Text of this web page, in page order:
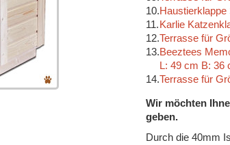
10.
11. Karlie
12.Terrasse für
13.Beeztees
L: 49 cm B: 36
14.Terrasse für
Wir möchten
geben.
Durch die 40mm